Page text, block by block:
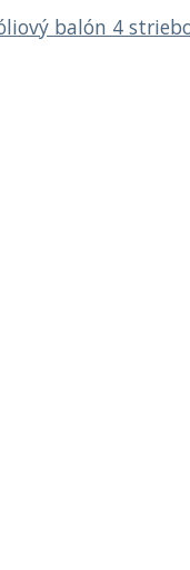
balón 4